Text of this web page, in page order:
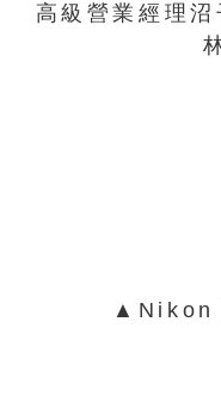
高級營業經理
▲Nikon